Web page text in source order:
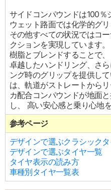
サイドコンパウンドは100％
ウェット路面では化学的グ
その他すべての状況ではコ
クションを実現しています
樹脂とブレンドすることで、
卓越したハンドリング、さ
ング時のグリップを提供し
は、軌道がストレートから
カ配合コンパウンドが地面
し、 高い安心感と乗り心地
参考ページ
デザインで選ぶクラシック
デザインで選ぶタイヤ一覧
タイヤ表示の読み方
車種別タイヤ一覧表